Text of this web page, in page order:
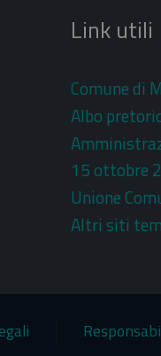
Link utili
Comune di
Albo
15 ottobre
Unione
Altri siti